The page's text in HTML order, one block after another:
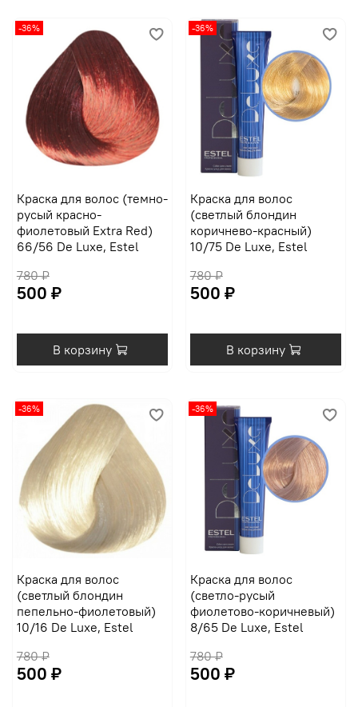
-36%
Краска для волос (темно-
русый красно-
фиолетовый Extra Red)
66/56 De Luxe, Estel
780 ₽
500 ₽
В корзину
-36%
Краска для волос
(светлый блондин
коричнево-красный)
10/75 De Luxe, Estel
780 ₽
500 ₽
В корзину
-36%
Краска для волос
(светлый блондин
пепельно-фиолетовый)
10/16 De Luxe, Estel
780 ₽
500 ₽
-36%
Краска для волос
(светло-русый
фиолетово-коричневый)
8/65 De Luxe, Estel
780 ₽
500 ₽